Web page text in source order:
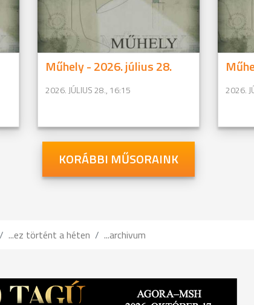
Műhely - 2026. július 28.
2026. JÚLIUS 28., 16:15 2026.
KORÁBBI MŰSORAINK
...ez történt a héten ...archivum